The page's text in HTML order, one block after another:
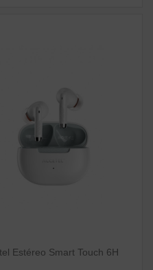
Estéreo Smart Touch 6H